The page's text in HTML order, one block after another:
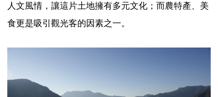
人文風情，讓這片土地擁有多元文化；而農特產、美
食更是吸引觀光客的因素之一。